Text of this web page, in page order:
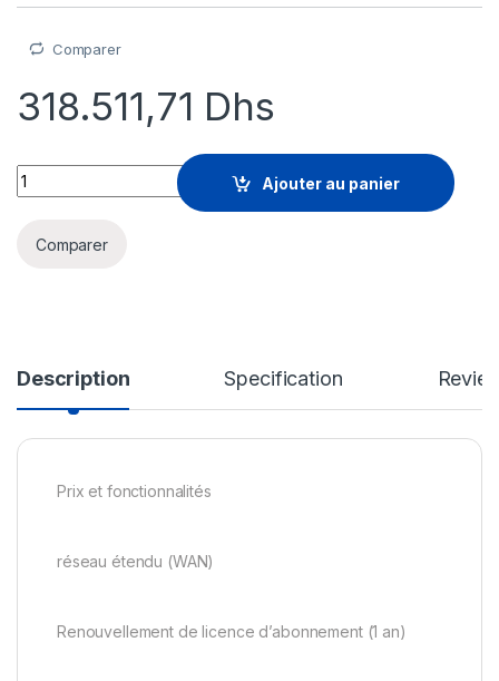
Comparer
318.511,71 Dhs
Palo Alto Networks Core Security Subscription Bundle
Ajouter au panier
Comparer
Description Specification
Prix et fonctionnalités
réseau étendu (WAN)
Renouvellement de licence d’abonnement (1 an)